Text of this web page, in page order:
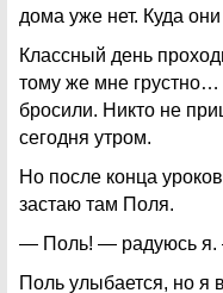
дома уже нет. Куда
Классный день
тому же мне
бросили. Никто не
сегодня утром.
Но после конца
застаю там Поля.
— Поль! — радуюсь
Поль улыбается, но я